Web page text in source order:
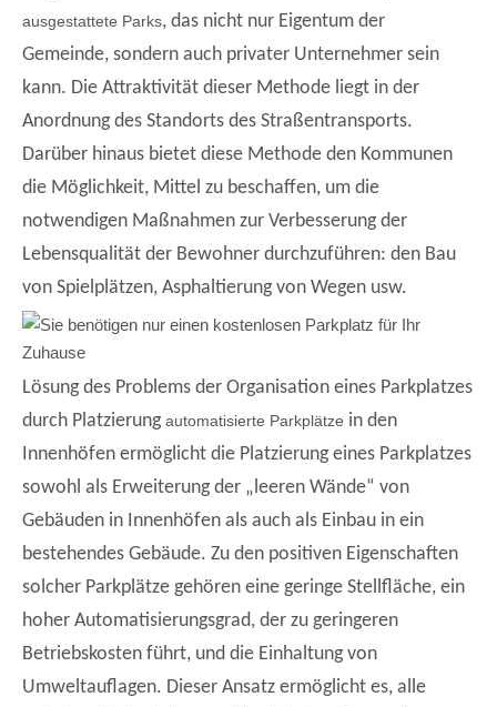
ausgestattete Parks, das nicht nur Eigentum der
Gemeinde, sondern auch privater Unternehmer sein
kann. Die Attraktivität dieser Methode liegt in der
Anordnung des Standorts des Straßentransports.
Darüber hinaus bietet diese Methode den Kommunen
die Möglichkeit, Mittel zu beschaffen, um die
notwendigen Maßnahmen zur Verbesserung der
Lebensqualität der Bewohner durchzuführen: den Bau
von Spielplätzen, Asphaltierung von Wegen usw.
Lösung des Problems der Organisation eines Parkplatzes
durch Platzierungautomatisierte Parkplätze in den
Innenhöfen ermöglicht die Platzierung eines Parkplatzes
sowohl als Erweiterung der „leeren Wände“ von
Gebäuden in Innenhöfen als auch als Einbau in ein
bestehendes Gebäude. Zu den positiven Eigenschaften
solcher Parkplätze gehören eine geringe Stellfläche, ein
hoher Automatisierungsgrad, der zu geringeren
Betriebskosten führt, und die Einhaltung von
Umweltauflagen. Dieser Ansatz ermöglicht es, alle